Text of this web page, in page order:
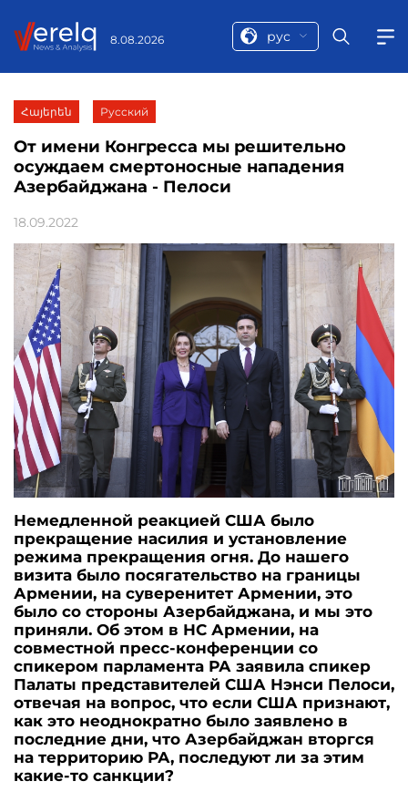
8.08.2026 рус
Հայերեն Русский
От имени Конгресса мы решительно
осуждаем смертоносные нападения
Азербайджана - Пелоси
18.09.2022
Немедленной реакцией США было
прекращение насилия и установление
режима прекращения огня. До нашего
визита было посягательство на границы
Армении, на суверенитет Армении, это
было со стороны Азербайджана, и мы это
приняли. Об этом в НС Армении, на
совместной пресс-конференции со
спикером парламента РА заявила спикер
Палаты представителей США Нэнси Пелоси,
отвечая на вопрос, что если США признают,
как это неоднократно было заявлено в
последние дни, что Азербайджан вторгся
на территорию РА, последуют ли за этим
какие-то санкции?